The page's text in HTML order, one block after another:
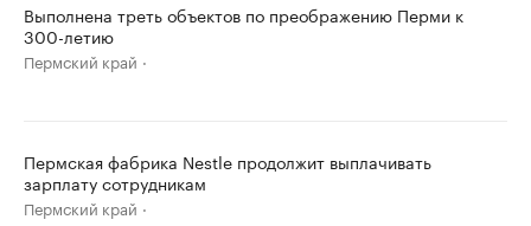
Выполнена треть объектов по преображению Перми к
300-летию
Пермский край
Пермская фабрика Nestle продолжит выплачивать
зарплату сотрудникам
Пермский край